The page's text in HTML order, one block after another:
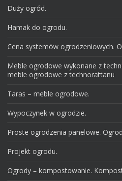
Duży ogród.
Hamak do ogrodu.
Cena systemów ogrodzeniowych.
Meble ogrodowe wykonane z
meble ogrodowe z technorattanu
Taras – meble ogrodowe.
Wypoczynek w ogrodzie.
Proste ogrodzenia panelowe.
Projekt ogrodu.
Ogrody – kompostowanie.